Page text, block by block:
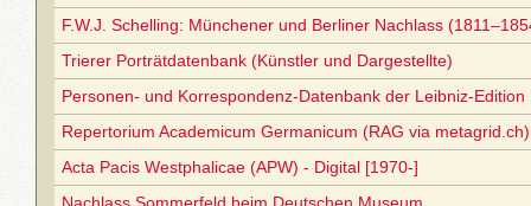
F.W.J. Schelling: Münchener und Berliner Nachlass
Trierer Porträtdatenbank (Künstler und Dargestellte)
Personen- und Korrespondenz-Datenbank der Leibniz-Edition
Repertorium Academicum Germanicum (RAG via
Acta Pacis Westphalicae (APW) - Digital [1970-]